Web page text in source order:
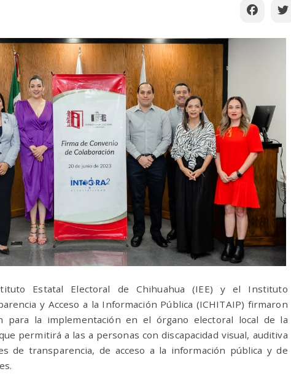
Estatal Electoral de Chihuahua (IEE) y el Instituto
y Acceso a la Información Pública (ICHITAIP) firmaron
para la implementación en el órgano electoral local de la
permitirá a las a personas con discapacidad visual, auditiva
de transparencia, de acceso a la información pública y de